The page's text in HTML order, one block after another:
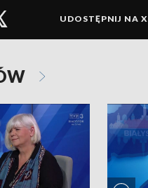
UDOSTĘPNIJ NA X